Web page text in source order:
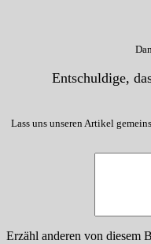
Entschuldige,
Lass uns unseren Artikel
Erzähl anderen von diesem